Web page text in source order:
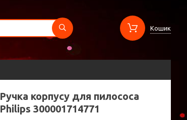
Кошик
Ручка корпусу для пилососа
Philips 300001714771